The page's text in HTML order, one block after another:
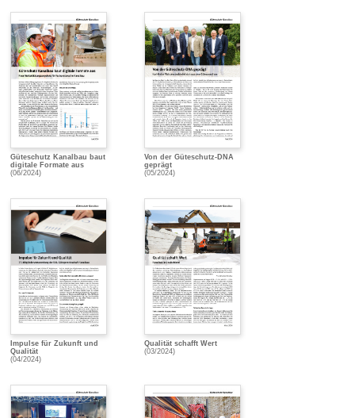
Güteschutz Kanalbau baut
digitale Formate aus
(06/2024)
Von der Güteschutz-DNA
geprägt
(05/2024)
Impulse für Zukunft und
Qualität
(04/2024)
Qualität schafft Wert
(03/2024)